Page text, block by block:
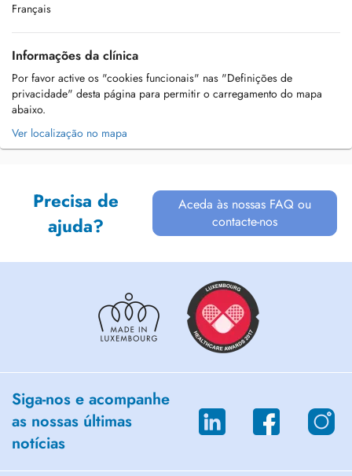
Français
Informações da clínica
Por favor active os "cookies funcionais" nas "Definições de
privacidade" desta página para permitir o carregamento do mapa
abaixo.
Ver localização no mapa
Precisa de
ajuda?
Aceda às nossas FAQ ou
contacte-nos
Siga-nos e acompanhe
as nossas últimas
notícias